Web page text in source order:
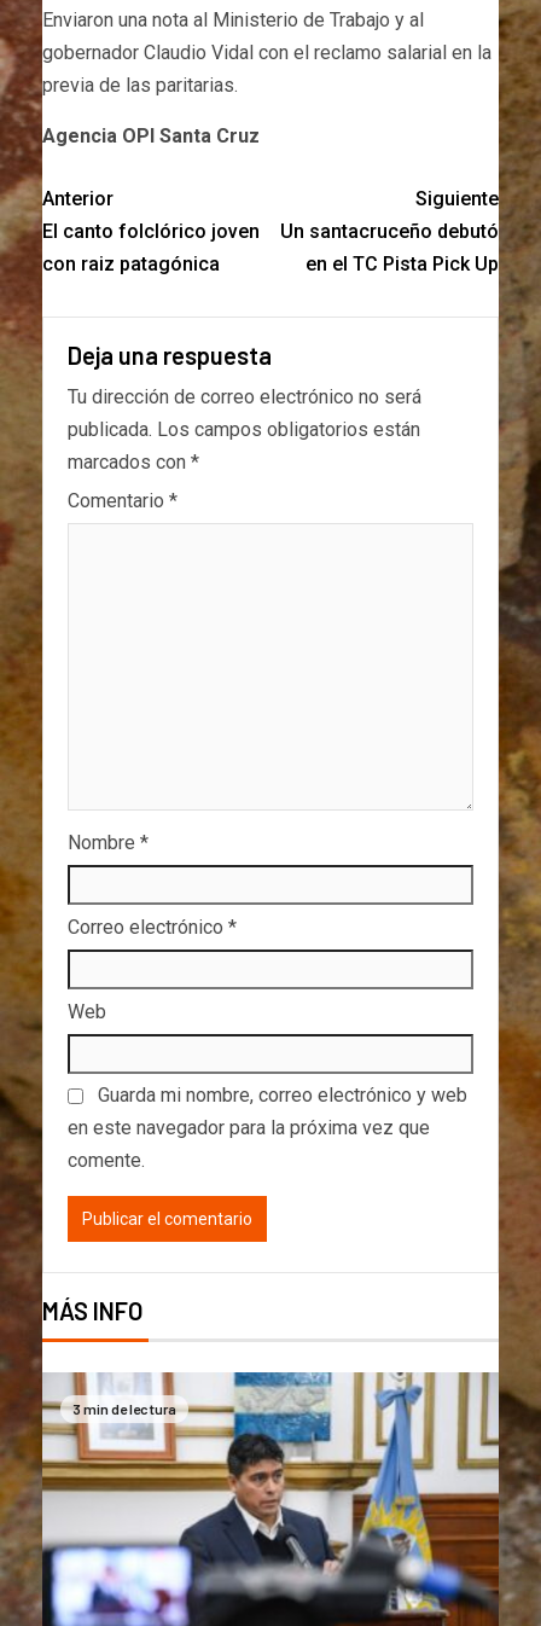
Enviaron una nota al Ministerio de Trabajo y al
gobernador Claudio Vidal con el reclamo salarial en la
previa de las paritarias.
Agencia OPI Santa Cruz
Anterior
El canto folclórico joven
con raiz patagónica
Siguiente
Un santacruceño debutó
en el TC Pista Pick Up
Deja una respuesta
Tu dirección de correo electrónico no será
publicada. Los campos obligatorios están
marcados con *
Comentario *
Nombre *
Correo electrónico *
Web
Guarda mi nombre, correo electrónico y web
en este navegador para la próxima vez que
comente.
MÁS INFO
3 min de lectura